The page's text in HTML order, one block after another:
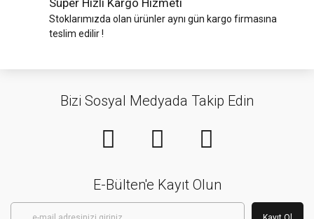
Süper Hızlı Kargo Hizmeti
Stoklarımızda olan ürünler aynı gün kargo firmasına
teslim edilir !
Bizi Sosyal Medyada Takip Edin
E-Bülten'e Kayıt Olun